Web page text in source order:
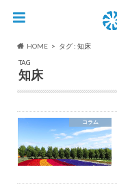
HOME
タグ : 知床
TAG
知床
コラム